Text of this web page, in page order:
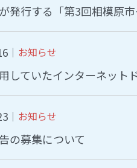
発行する「第3回相模原
していたインターネット
お知らせ
の募集について
お知らせ